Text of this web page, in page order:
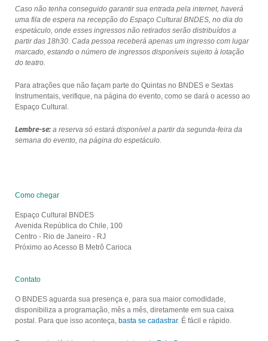
Caso não tenha conseguido garantir sua entrada pela internet, haverá
uma fila de espera na recepção do Espaço Cultural BNDES, no dia do
espetáculo, onde esses ingressos não retirados serão distribuídos a
partir das 18h30. Cada pessoa receberá apenas um ingresso com lugar
marcado, estando o número de ingressos disponíveis sujeito à lotação
do teatro.
Para atrações que não façam parte do Quintas no BNDES e Sextas
Instrumentais, verifique, na página do evento, como se dará o acesso ao
Espaço Cultural.
Lembre-se:a reserva só estará disponível a partir da segunda-feira da
semana do evento, na página do espetáculo.
Como chegar
Espaço Cultural BNDES
Avenida República do Chile, 100
Centro - Rio de Janeiro - RJ
Próximo ao Acesso B Metrô Carioca
Contato
O BNDES aguarda sua presença e, para sua maior comodidade,
disponibiliza a programação, mês a mês, diretamente em sua caixa
postal. Para que isso aconteça, basta se cadastrar. É fácil e rápido.